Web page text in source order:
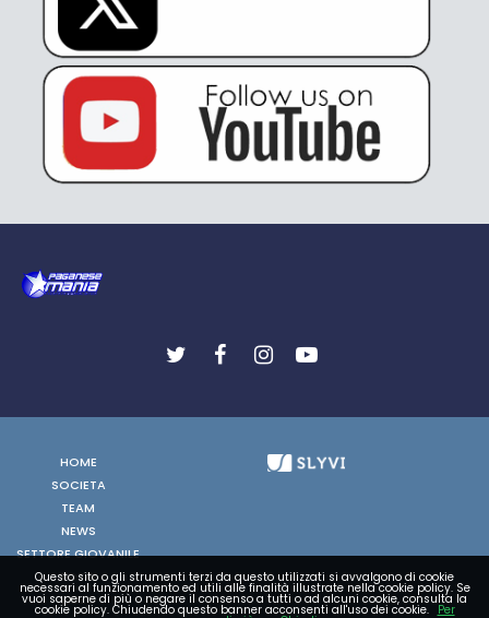
HOME
SOCIETA
TEAM
NEWS
SETTORE GIOVANILE
FOTO
VIDEO
Questo sito o gli strumenti terzi da questo utilizzati si avvalgono di cookie
necessari al funzionamento ed utili alle finalità illustrate nella cookie policy. Se
vuoi saperne di più o negare il consenso a tutti o ad alcuni cookie, consulta la
cookie policy. Chiudendo questo banner acconsenti all'uso dei cookie. Per